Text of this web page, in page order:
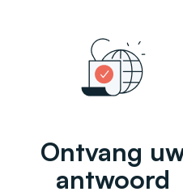
Ontvang
antwoord